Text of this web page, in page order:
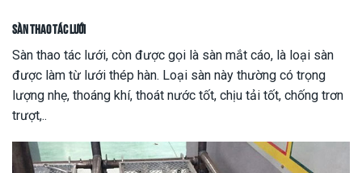
Sàn thao tác lưới
Sàn thao tác lưới, còn được gọi là sàn mắt cáo, là loại sàn
được làm từ lưới thép hàn. Loại sàn này thường có trọng
lượng nhẹ, thoáng khí, thoát nước tốt, chịu tải tốt, chống trơn
trượt,..